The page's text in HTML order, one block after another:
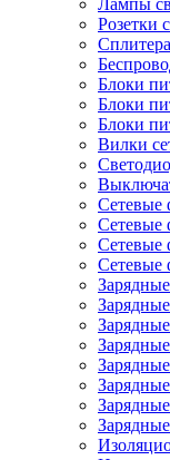
Лампы
Розетки
Блоки
Блоки
Блоки
Вилки
Сетевые
Сетевые
Сетевые
Сетевые